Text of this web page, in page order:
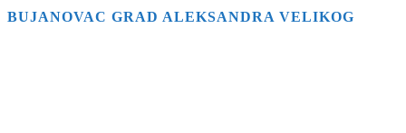
BUJANOVAC GRAD ALEKSANDRA VELIKOG